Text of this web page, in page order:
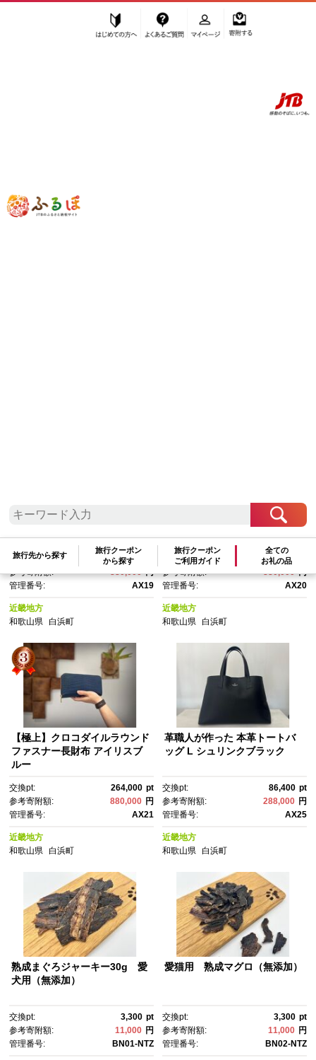
ふるぽ JTBのふるさと納税サイト
旅行先から探す
旅行クーポン
から探す
旅行クーポン
ご利用ガイド
全ての
お礼の品
”その他” 和歌山県
覧
【極上】クロコダイルラウンド
ファスナー長財布 マットBLK
交換pt: 264,000
参考寄附額:
880,000 円
管理番号:
AX19
近畿地方
和歌山県
白浜町
【極上】クロコダイルラウンド
ファスナー長財布 フレムレッ
ド
交換pt: 264,000
参考寄附額:
880,000 円
管理番号:
AX20
近畿地方
和歌山県 白浜町
【極上】クロコダイルラウンド
ファスナー長財布 アイリスブ
ルー
交換pt: 264,000 pt
参考寄附額:
880,000 円
管理番号:
AX21
近畿地方
和歌山県
白浜町
革職人が作った 本革トートバ
ッグ L シュリンクブラック
交換pt: 86,400 pt
参考寄附額:
288,000 円
管理番号:
AX25
近畿地方
和歌山県 白浜町
熟成まぐろジャーキー30g 愛
犬用（無添加）
交換pt: 3,300 pt
参考寄附額:
11,000 円
管理番号:
BN01-NTZ
愛猫用 熟成マグロ（無添加）
交換pt: 3,300 pt
参考寄附額:
11,000 円
管理番号:
BN02-NTZ